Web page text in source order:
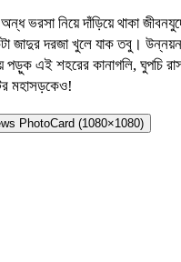
ভরসা নিয়ে দাঁড়িয়ে থাকা
জাদুর দরজা খুলে যাক তবু।
পড়ুক এই শহরের কানাগলি, ঘুপচি
মহাসড়কেও!
PhotoCard (1080×1080)